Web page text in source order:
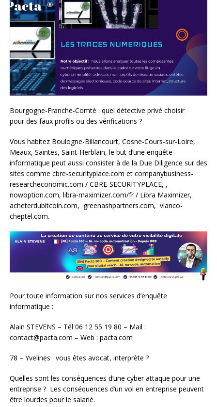
Bourgogne-Franche-Comté : quel détective privé choisir
pour des faux profils ou des vérifications ?
Vous habitez Boulogne-Billancourt, Cosne-Cours-sur-Loire,
Meaux, Saintes, Saint-Herblain, le but d’une enquête
informatique peut aussi consister à de la Due Diligence sur des
sites comme cbre-securityplace.com et companybusiness-
researcheconomic.com / CBRE-SECURITYPLACE, ,
nowoption.com, libra-maximizer.com/fr / Libra Maximizer,
acheterdubitcoin.com, greenashpartners.com, vianco-
cheptel.com.
Pour toute information sur nos services d’enquête
informatique :
Alain STEVENS – Tél 06 12 55 19 80 – Mail :
contact@pacta.com – Web : pacta.com
78 – Yvelines : vous êtes avocat, interprète ?
Quelles sont les conséquences d’une cyber attaque pour une
entreprise ? Les conséquences d’un vol en entreprise peuvent
être lourdes pour le salarié.